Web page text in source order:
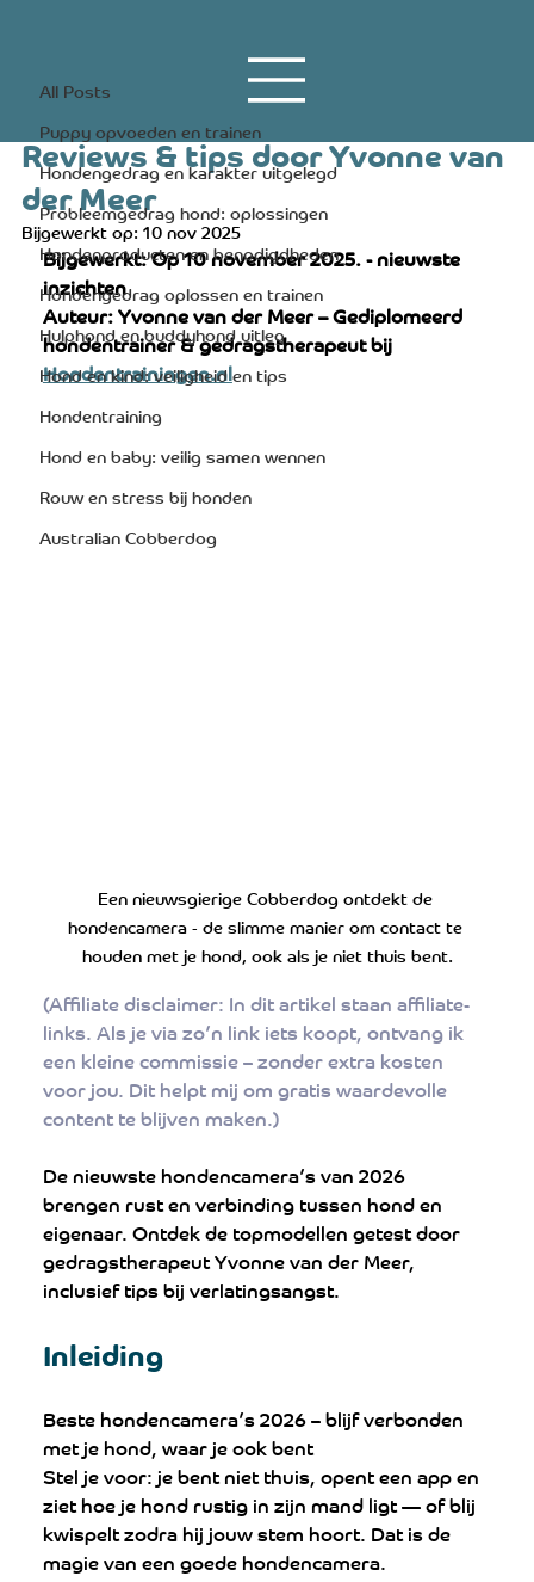
All Posts
Puppy opvoeden en trainen
Hondengedrag en karakter uitgelegd
Probleemgedrag hond: oplossingen
Hondenproducten en benodigdheden
Hondengedrag oplossen en trainen
Hulphond en buddyhond uitleg
Hond en kind: veiligheid en tips
Hondentraining
Hond en baby: veilig samen wennen
Rouw en stress bij honden
Australian Cobberdog
Beste hondencamera 2026 |
Reviews & tips door Yvonne van
der Meer
7 minuten om te lezen
Bijgewerkt op:10 nov 2025
Bijgewerkt: Op 10 november 2025. - nieuwste
inzichten
Auteur: Yvonne van der Meer – Gediplomeerd
hondentrainer & gedragstherapeut bij
Hondentrainingen.nl
Een nieuwsgierige Cobberdog ontdekt de
hondencamera - de slimme manier om contact te
houden met je hond, ook als je niet thuis bent.
(Affiliate disclaimer: In dit artikel staan affiliate-
links. Als je via zo’n link iets koopt, ontvang ik
een kleine commissie – zonder extra kosten
voor jou. Dit helpt mij om gratis waardevolle
content te blijven maken.)
De nieuwste hondencamera’s van 2026
brengen rust en verbinding tussen hond en
eigenaar. Ontdek de topmodellen getest door
gedragstherapeut Yvonne van der Meer,
inclusief tips bij verlatingsangst.
Inleiding
Beste hondencamera’s 2026 – blijf verbonden
met je hond, waar je ook bent
Stel je voor: je bent niet thuis, opent een app en
ziet hoe je hond rustig in zijn mand ligt — of blij
kwispelt zodra hij jouw stem hoort. Dat is de
magie van een goede hondencamera.